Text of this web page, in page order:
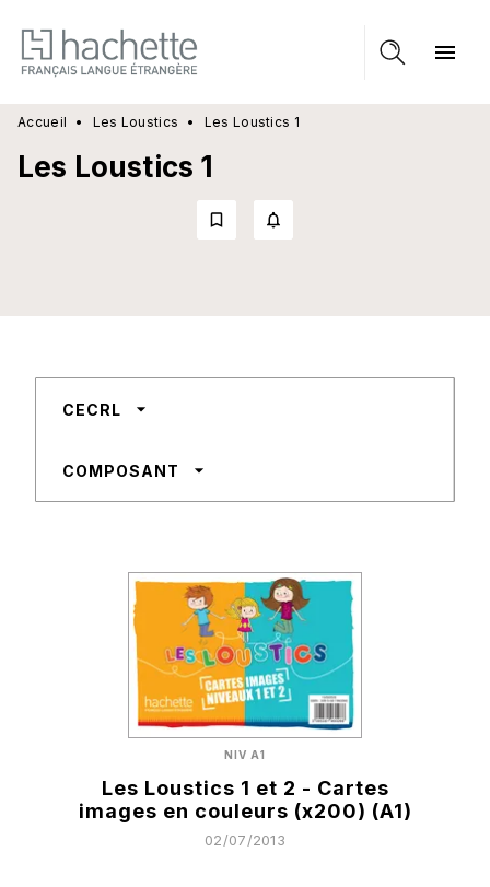
MENU RECHERCHE
CONTENU
PIED DE PAGE
menu
Accueil • Les Loustics • Les Loustics 1
Les Loustics 1
bookmark_border notifications_none_outlined
CECRL arrow_drop_down
COMPOSANT arrow_drop_down
NIV A1
Les Loustics 1 et 2 - Cartes
images en couleurs (x200) (A1)
02/07/2013